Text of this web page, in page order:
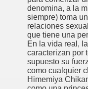
denomina, a la
siempre) toma
relaciones
que tiene una
En la vida real,
caracterizan por
supuesto su
como cualquier
Himemiya